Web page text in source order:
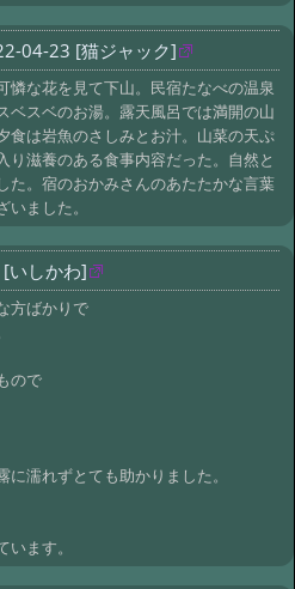
04-23 [猫ジャック]
憐な花を見て下山。民宿たなべの温泉
スベのお湯。露天風呂では満開の山
食は岩魚のさしみとお汁。山菜の天ぷ
り滋養のある食事内容だった。自然と
た。宿のおかみさんのあたたかな言葉
ました。
いしかわ]
方ばかりで
ので
濡れずとても助かりました。
ます。